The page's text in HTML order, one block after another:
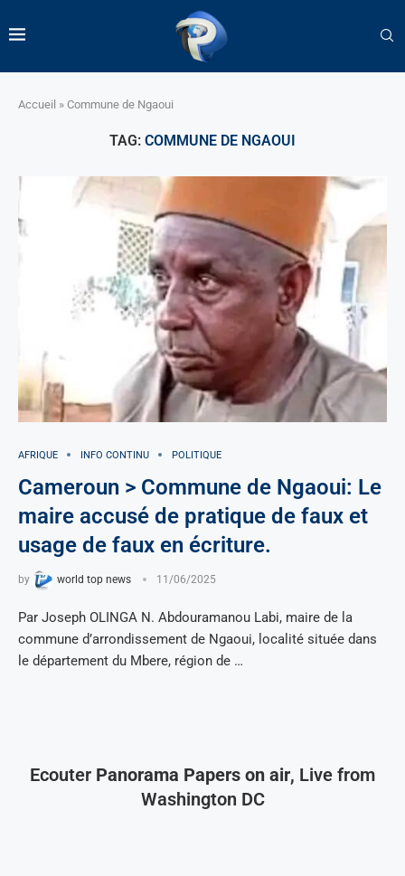
Accueil » Commune de Ngaoui
TAG: COMMUNE DE NGAOUI
AFRIQUE INFO CONTINU POLITIQUE
Cameroun > Commune de Ngaoui: Le
maire accusé de pratique de faux et
usage de faux en écriture.
by world top news 11/06/2025
Par Joseph OLINGA N. Abdouramanou Labi, maire de la
commune d’arrondissement de Ngaoui, localité située dans
le département du Mbere, région de …
Ecouter Panorama Papers on air, Live from
Washington DC